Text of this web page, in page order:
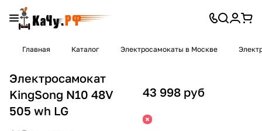
Главная Каталог Электросамокаты в Москве
Электросамокат
KingSong N10 48V
505 wh LG
43 998 руб